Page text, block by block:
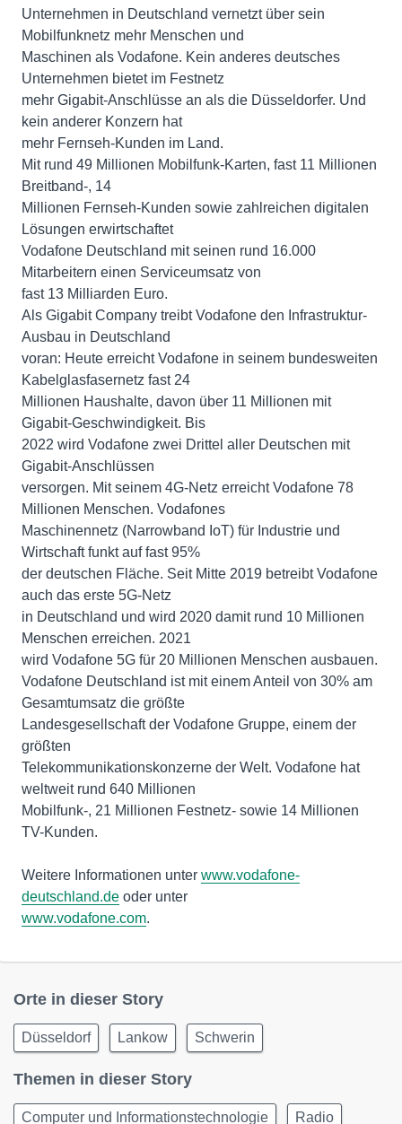
Unternehmen in Deutschland vernetzt über sein
Mobilfunknetz mehr Menschen und
Maschinen als Vodafone. Kein anderes deutsches
Unternehmen bietet im Festnetz
mehr Gigabit-Anschlüsse an als die Düsseldorfer. Und
kein anderer Konzern hat
mehr Fernseh-Kunden im Land.
Mit rund 49 Millionen Mobilfunk-Karten, fast 11 Millionen
Breitband-, 14
Millionen Fernseh-Kunden sowie zahlreichen digitalen
Lösungen erwirtschaftet
Vodafone Deutschland mit seinen rund 16.000
Mitarbeitern einen Serviceumsatz von
fast 13 Milliarden Euro.
Als Gigabit Company treibt Vodafone den Infrastruktur-
Ausbau in Deutschland
voran: Heute erreicht Vodafone in seinem bundesweiten
Kabelglasfasernetz fast 24
Millionen Haushalte, davon über 11 Millionen mit
Gigabit-Geschwindigkeit. Bis
2022 wird Vodafone zwei Drittel aller Deutschen mit
Gigabit-Anschlüssen
versorgen. Mit seinem 4G-Netz erreicht Vodafone 78
Millionen Menschen. Vodafones
Maschinennetz (Narrowband IoT) für Industrie und
Wirtschaft funkt auf fast 95%
der deutschen Fläche. Seit Mitte 2019 betreibt Vodafone
auch das erste 5G-Netz
in Deutschland und wird 2020 damit rund 10 Millionen
Menschen erreichen. 2021
wird Vodafone 5G für 20 Millionen Menschen ausbauen.
Vodafone Deutschland ist mit einem Anteil von 30% am
Gesamtumsatz die größte
Landesgesellschaft der Vodafone Gruppe, einem der
größten
Telekommunikationskonzerne der Welt. Vodafone hat
weltweit rund 640 Millionen
Mobilfunk-, 21 Millionen Festnetz- sowie 14 Millionen
TV-Kunden.
Weitere Informationen unter www.vodafone-
deutschland.de
www.vodafone.com.
Orte in dieser Story
Düsseldorf Lankow Schwerin
Themen in dieser Story
Computer und Informationstechnologie Radio